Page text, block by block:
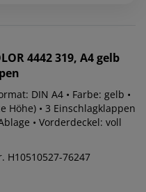
4442 319, A4 gelb
DIN A4 • Farbe: gelb •
Höhe) • 3 Einschlagklappen
• Vorderdeckel: voll
H10510527-76247